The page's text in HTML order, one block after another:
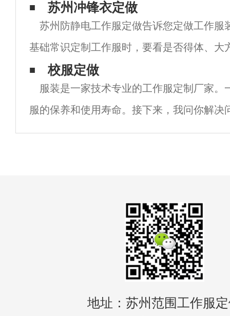
们愿意为某件事付出代价，所以我们忽略了
做也是如此。工装定制的优点是定制。因此
苏州冲锋衣定做
苏州防静电工作服定做告诉您定做工作服
基础常识定制工作服时，要看是否得体、大
因素：工作服的配色。服装基本配色-浪漫-
粉色代表浪漫。粉红色是在红色中加入不同
校服定做
服装是一家技术专业的工作服定制厂家。
服的保养和使用寿命。接下来，我问你解决
的人都是普通员工。正常情况下，如果衣服
地址：苏州范围工作服